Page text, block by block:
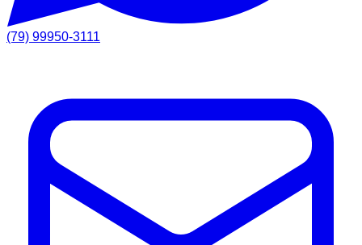
(79) 99950-3111